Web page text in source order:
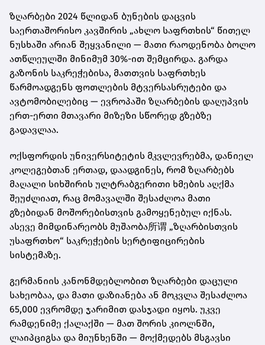
ზღარბები 2024 წლიდან ბუნების დაცვის
საერთაშორისო კავშირის „ახლო საფრთხის“ წითელ
ნუსხაში არიან შეყვანილი — მათი რაოდენობა ბოლო
ათწლეულში მინიმუმ 30%-ით შემცირდა. გარდა
გაზონის საკრეჭებისა, მათთვის საფრთხეს
წარმოადგენს ფოთლების მტვერსასრუტები და
ავტომობილებიც — ევროპაში ზღარბების დაღუპვის
ერთ-ერთი მთავარი მიზეზი სწორედ გზებზე
გადავლაა.
ოქსფორდის უნივერსიტეტის მკვლევრებმა, დანიელ
კოლეგებთან ერთად, დაადგინეს, რომ ზღარბებს
მაღალი სიხშირის ულტრაბგერითი ხმების აღქმა
შეუძლიათ, რაც მომავალში შესაძლოა მათი
გზებიდან მოშორებისთვის გამოყენებულ იქნას.
ასევე მიმდინარეობს მუშაობა所谓 „ზღარბისთვის
უსაფრთხო“ საკრეჭების სერტიფიცირების
სისტემაზე.
გერმანიის კანონმდებლობით ზღარბები დაცული
სახეობაა, და მათი დაზიანება ან მოკვლა შესაძლოა
65,000 ევრომდე ჯარიმით დასჯადი იყოს. უკვე
რამდენიმე ქალაქში — მათ შორის კიოლნში,
ლაიპციგსა და მიუნხენში — მოქმედებს მსგავსი